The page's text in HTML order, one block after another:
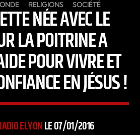
RADIO ELYON
ET ENCOURAGEANTE !
RELIGIONS SOCIÉTÉ
NÉE AVEC LE
LA POITRINE A
POUR VIVRE ET
EN JÉSUS !
ELYONLE 07/01/2016